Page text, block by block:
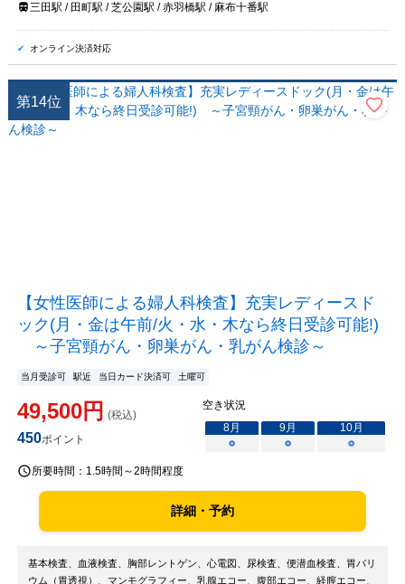
三田駅 / 田町駅 / 芝公園駅 / 赤羽橋駅 / 麻布十番駅
オンライン決済対応
第14位
【女性医師による婦人科検査】充実レディースド
ック(月・金は午前/火・水・木なら終日受診可能!)
～子宮頸がん・卵巣がん・乳がん検診～
当月受診可 駅近 当日カード決済可 土曜可
49,500円 (税込)
450ポイント
空き状況
8月 9月 10月
○
○ ○
所要時間： 1.5時間～2時間程度
詳細・予約
基本検査、血液検査、胸部レントゲン、心電図、尿検査、便潜血検査、胃バリ
ウム（胃透視）、マンモグラフィー、乳腺エコー、腹部エコー、経膣エコー、